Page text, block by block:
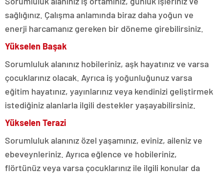
sağlığınız. Çalışma anlamında biraz daha yoğun ve
enerji harcamanız gereken bir döneme girebilirsiniz.
Yükselen Başak
Sorumluluk alanınız hobileriniz, aşk hayatınız ve varsa
çocuklarınız olacak. Ayrıca iş yoğunluğunuz varsa
eğitim hayatınız, yayınlarınız veya kendinizi geliştirmek
istediğiniz alanlarla ilgili destekler yaşayabilirsiniz.
Yükselen Terazi
Sorumluluk alanınız özel yaşamınız, eviniz, aileniz ve
ebeveynleriniz. Ayrıca eğlence ve hobileriniz,
flörtünüz veya varsa çocuklarınız ile ilgili konular da